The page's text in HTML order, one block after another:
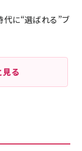
代に“選ばれる”ブ
見る